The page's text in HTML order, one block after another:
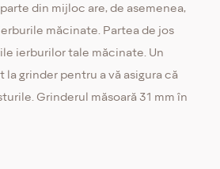
din mijloc are, de asemenea,
măcinate. Partea de jos
ierburilor tale măcinate. Un
la grinder pentru a vă asigura că
Grinderul măsoară 31 mm în